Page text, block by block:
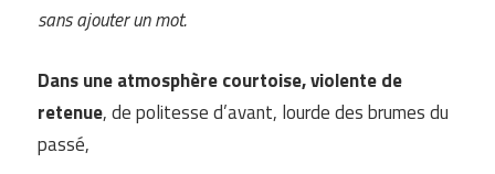
sans ajouter un mot.
Dans une atmosphère courtoise, violente de
retenue, de politesse d’avant, lourde des brumes du
passé,